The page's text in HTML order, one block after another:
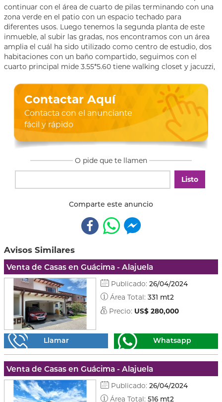
continuar con el área de cuarto de pilas terminando con una
zona verde en el patio con un espacio techado para
diferentes usos. Luego tenemos la segunda planta de este
inmueble, al subir las gradas, nos encontramos con un área
amplia el cuál ha sido utilizado como centro de estudio, dos
habitaciones con un baño compartido, seguimos con el
cuarto principal mide 3.55*5.60 tiene walking closet y jacuzzi,
Contactar Aquí
Contacta con el anunciante
fácil y rápido
O pide que te llamen
Listo
Comparte este anuncio
Avisos Similares
Venta de Casas en Guácima - Alajuela
Publicado: 26/04/2024
Área Total: 331 mt2
Precio: US$ 280,000
Llamar Whatsapp
Venta de Casas en Guácima - Alajuela
Publicado: 26/04/2024
Área Total: 516 mt2